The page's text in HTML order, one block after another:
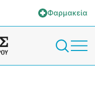
Φαρμακεία